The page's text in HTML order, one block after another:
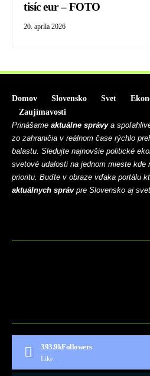
tisíc eur – FOTO
20. apríla 2026
Domov Slovensko Svet
Zaujímavosti
Prinášame aktuálne správya
zo zahraničia v reálnom čase rýchlo
balastu. Sledujte najnovšie politické
svetové udalosti na jednom mieste kde
prioritu. Buďte v obraze vďaka portálu
aktuálnych správpre Slovensko aj
393.9kFollowers
Like